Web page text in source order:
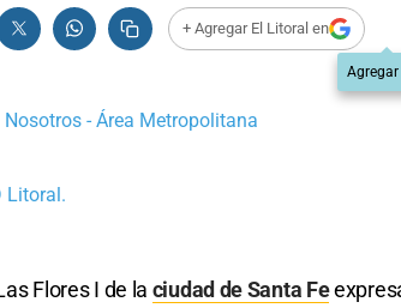
+ Agregar El Litoral en
Nosotros - Área Metropolitana
Litoral.
Flores I de la ciudad de Santa Fe